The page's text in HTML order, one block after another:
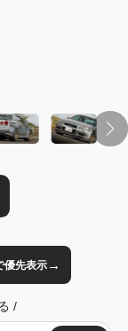
優先表示→
/